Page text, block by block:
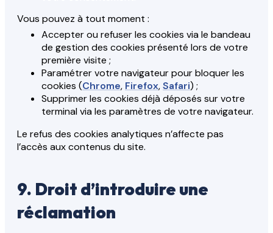
Vous pouvez à tout moment :
Accepter ou refuser les cookies via le bandeau
de gestion des cookies présenté lors de votre
première visite ;
Paramétrer votre navigateur pour bloquer les
cookies (Chrome, Firefox,Safari) ;
Supprimer les cookies déjà déposés sur votre
terminal via les paramètres de votre navigateur.
Le refus des cookies analytiques n’affecte pas
l’accès aux contenus du site.
9. Droit d’introduire une
réclamation